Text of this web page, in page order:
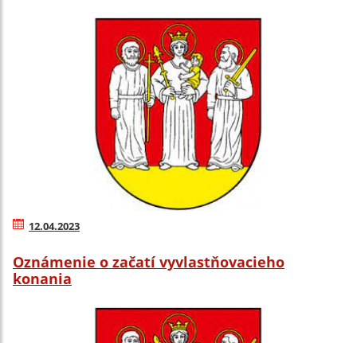
12.04.2023
Oznámenie o začatí vyvlastňovacieho
konania